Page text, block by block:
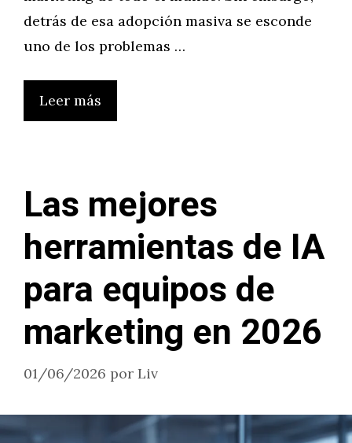
detrás de esa adopción masiva se esconde
uno de los problemas …
Leer más
Las mejores
herramientas de IA
para equipos de
marketing en 2026
01/06/2026 por Liv